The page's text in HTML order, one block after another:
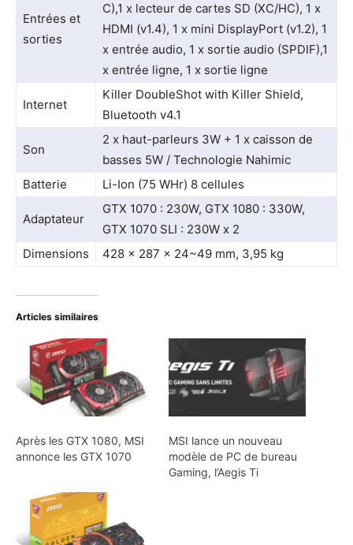
Entrées et
sorties
C),1 x lecteur de cartes SD (XC/HC), 1 x
HDMI (v1.4), 1 x mini DisplayPort (v1.2), 1
x entrée audio, 1 x sortie audio (SPDIF),1
x entrée ligne, 1 x sortie ligne
Internet
Killer DoubleShot with Killer Shield,
Bluetooth v4.1
Son
2 x haut-parleurs 3W + 1 x caisson de
basses 5W / Technologie Nahimic
Batterie
Li-Ion (75 WHr) 8 cellules
Adaptateur
GTX 1070 : 230W, GTX 1080 : 330W,
GTX 1070 SLI : 230W x 2
Dimensions
428 x 287 x 24~49 mm, 3,95 kg
Articles similaires
Après les GTX 1080, MSI
annonce les GTX 1070
MSI lance un nouveau
modèle de PC de bureau
Gaming, l’Aegis Ti